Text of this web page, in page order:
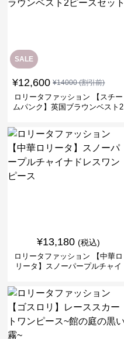
SALE
¥12,600 ¥14000(割引前)
ロリータファッション 【スチー
ムパンク】英国ブラウンベスト2
¥13,180 (税込)
ロリータファッション 【中華ロ
リータ】スノーパープルチャイ